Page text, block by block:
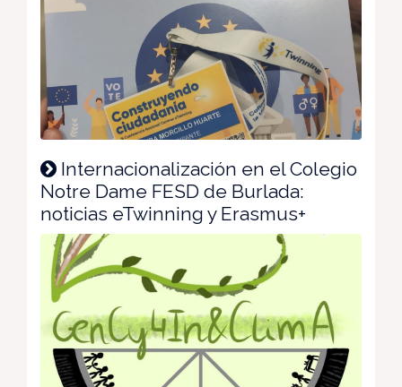
Internacionalización en el Colegio
Notre Dame FESD de Burlada:
noticias eTwinning y Erasmus+